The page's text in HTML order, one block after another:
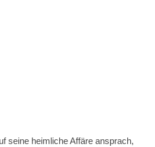
seine heimliche Affäre ansprach,